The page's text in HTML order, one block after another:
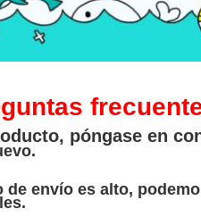
póngase en
de envío es alto,